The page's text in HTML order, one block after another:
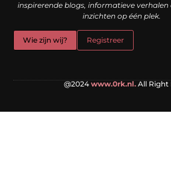
inspirerende blogs, informatieve verhalen
inzichten op één plek.
Wie zijn wij? Registreer
@2024 www.0rk.nl. All Right